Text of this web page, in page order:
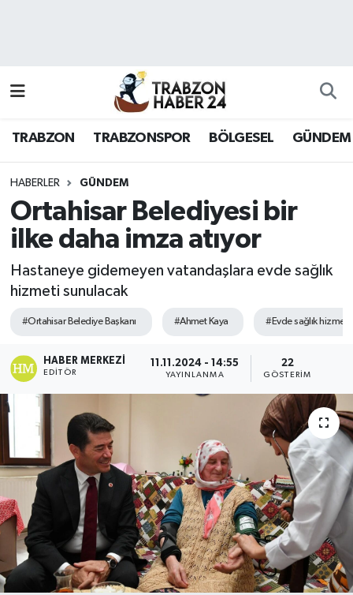
TRABZON TRABZONSPOR BÖLGESEL GÜNDEM
HABERLER GÜNDEM
Ortahisar Belediyesi bir
ilke daha imza atıyor
Hastaneye gidemeyen vatandaşlara evde sağlık
hizmeti sunulacak
#Ortahisar Belediye Başkanı #Ahmet Kaya #Evde sağlık hizmeti’
HABER MERKEZI
EDITÖR
11.11.2024 - 14:55
YAYINLANMA
22
GÖSTERIM
Hava Durumu
Namaz Vakitleri
Trafik Durumu
Süper Lig Puan Durumu ve Fikstür